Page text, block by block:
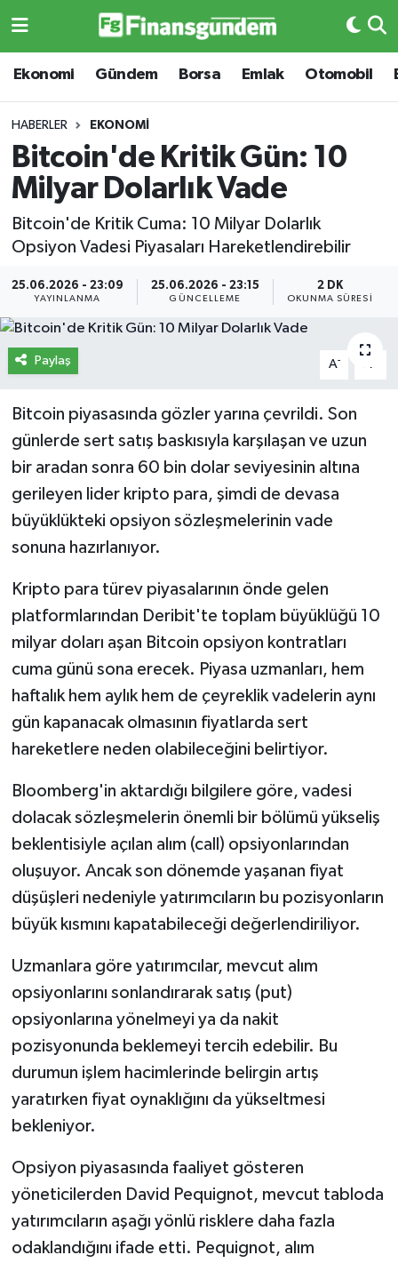
Ekonomi Gündem Borsa Emlak Otomobil
HABERLER EKONOMI
Bitcoin'de Kritik Gün: 10
Milyar Dolarlık Vade
Bitcoin'de Kritik Cuma: 10 Milyar Dolarlık
Opsiyon Vadesi Piyasaları Hareketlendirebilir
25.06.2026 - 23:09
YAYINLANMA
25.06.2026 - 23:15
GÜNCELLEME
2 DK
OKUNMA SÜRESI
Paylaş A- A
Bitcoin piyasasında gözler yarına çevrildi. Son
günlerde sert satış baskısıyla karşılaşan ve uzun
bir aradan sonra 60 bin dolar seviyesinin altına
gerileyen lider kripto para, şimdi de devasa
büyüklükteki opsiyon sözleşmelerinin vade
sonuna hazırlanıyor.
Kripto para türev piyasalarının önde gelen
platformlarından Deribit'te toplam büyüklüğü 10
milyar doları aşan Bitcoin opsiyon kontratları
cuma günü sona erecek. Piyasa uzmanları, hem
haftalık hem aylık hem de çeyreklik vadelerin aynı
gün kapanacak olmasının fiyatlarda sert
hareketlere neden olabileceğini belirtiyor.
Bloomberg'in aktardığı bilgilere göre, vadesi
dolacak sözleşmelerin önemli bir bölümü yükseliş
beklentisiyle açılan alım (call) opsiyonlarından
oluşuyor. Ancak son dönemde yaşanan fiyat
düşüşleri nedeniyle yatırımcıların bu pozisyonların
büyük kısmını kapatabileceği değerlendiriliyor.
Uzmanlara göre yatırımcılar, mevcut alım
opsiyonlarını sonlandırarak satış (put)
opsiyonlarına yönelmeyi ya da nakit
pozisyonunda beklemeyi tercih edebilir. Bu
durumun işlem hacimlerinde belirgin artış
yaratırken fiyat oynaklığını da yükseltmesi
bekleniyor.
Opsiyon piyasasında faaliyet gösteren
yöneticilerden David Pequignot, mevcut tabloda
yatırımcıların aşağı yönlü risklere daha fazla
odaklandığını ifade etti. Pequignot, alım
Ekonomi
Borsa
Emlak
Emtia
Otomobil
Künye
Yasal Uyarı
Ekonomi
Borsa
Emlak
Otomobil
Emtia